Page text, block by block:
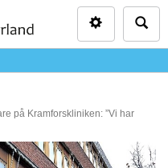
på Kramforskliniken: ”Vi har